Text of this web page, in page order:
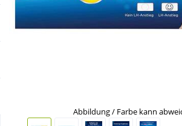
Schnäppchen
Liebe & Erotik
Abbildung / Farbe kann